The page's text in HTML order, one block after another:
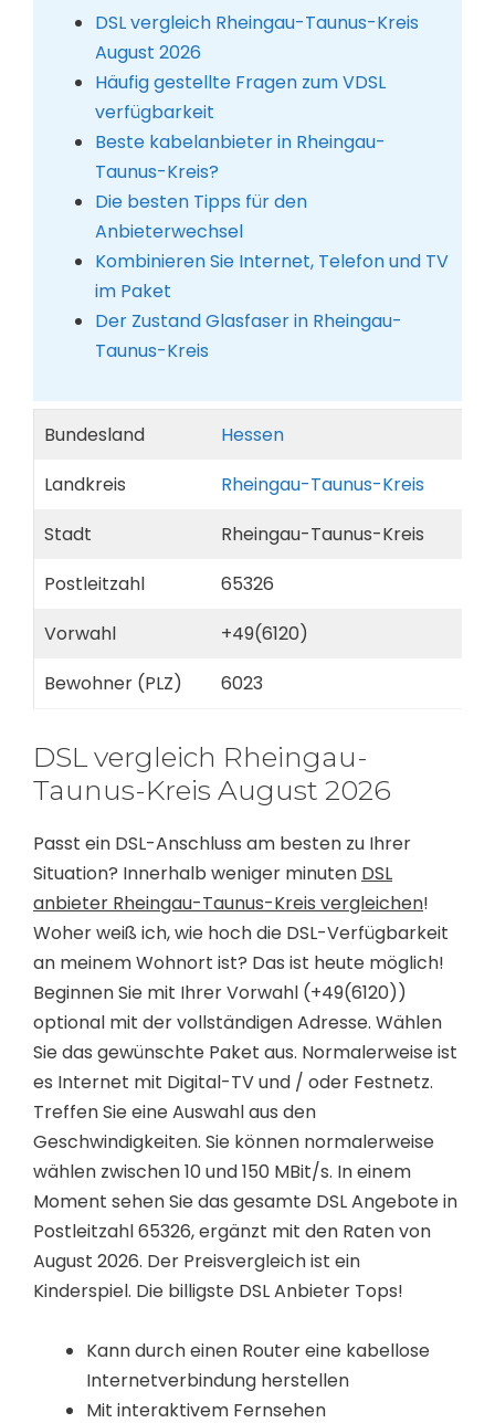
DSL vergleich Rheingau-Taunus-Kreis
August 2026
Häufig gestellte Fragen zum VDSL
verfügbarkeit
Beste kabelanbieter in Rheingau-
Taunus-Kreis?
Die besten Tipps für den
Anbieterwechsel
Kombinieren Sie Internet, Telefon und TV
im Paket
Der Zustand Glasfaser in Rheingau-
Taunus-Kreis
Bundesland
Hessen
Landkreis
Rheingau-Taunus-Kreis
Stadt
Rheingau-Taunus-Kreis
Postleitzahl
65326
Vorwahl
+49(6120)
Bewohner (PLZ)
6023
DSL vergleich Rheingau-
Taunus-Kreis August 2026
Passt ein DSL-Anschluss am besten zu Ihrer
Situation? Innerhalb weniger minuten DSL
anbieter Rheingau-Taunus-Kreis vergleichen!
Woher weiß ich, wie hoch die DSL-Verfügbarkeit
an meinem Wohnort ist? Das ist heute möglich!
Beginnen Sie mit Ihrer Vorwahl (+49(6120))
optional mit der vollständigen Adresse. Wählen
Sie das gewünschte Paket aus. Normalerweise ist
es Internet mit Digital-TV und / oder Festnetz.
Treffen Sie eine Auswahl aus den
Geschwindigkeiten. Sie können normalerweise
wählen zwischen 10 und 150 MBit/s. In einem
Moment sehen Sie das gesamte DSL Angebote in
Postleitzahl 65326, ergänzt mit den Raten von
August 2026. Der Preisvergleich ist ein
Kinderspiel. Die billigste DSL Anbieter Tops!
Kann durch einen Router eine kabellose
Internetverbindung herstellen
Mit interaktivem Fernsehen